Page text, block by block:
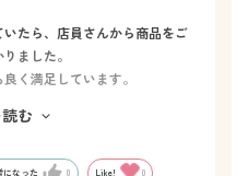
たら、店員さんから商品をご
ました。
く満足しています。
とわからないので売り場でわ
む
になった 0 Like! 0